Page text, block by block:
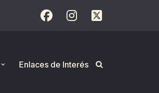
Enlaces de Interés